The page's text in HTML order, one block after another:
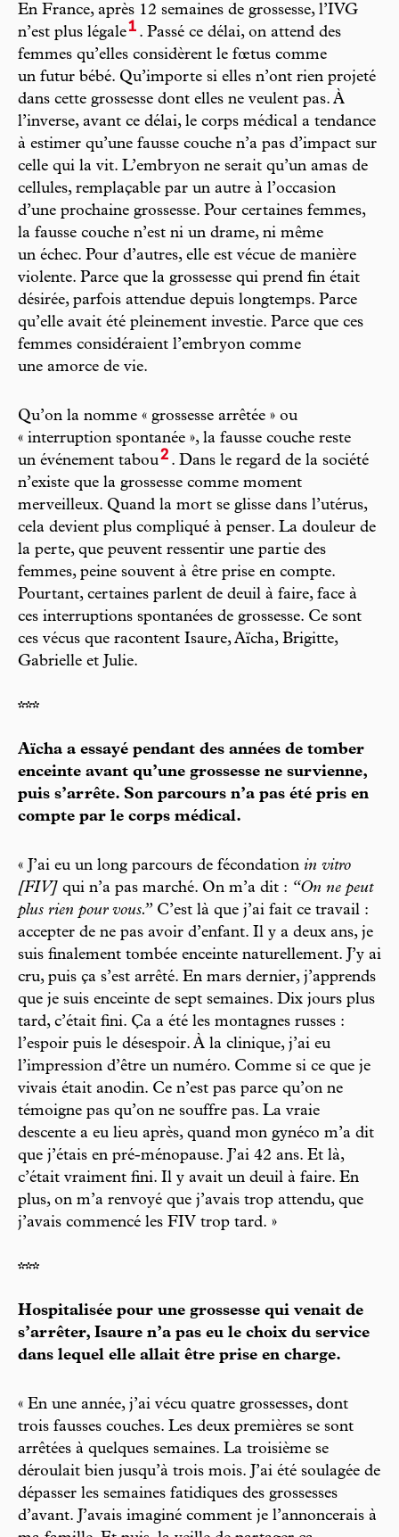
En France, après 12 semaines de grossesse, l’IVG
n’est plus légale1 . Passé ce délai, on attend des
femmes qu’elles considèrent le fœtus comme
un futur bébé. Qu’importe si elles n’ont rien projeté
dans cette grossesse dont elles ne veulent pas. À
l’inverse, avant ce délai, le corps médical a tendance
à estimer qu’une fausse couche n’a pas d’impact sur
celle qui la vit. L’embryon ne serait qu’un amas de
cellules, remplaçable par un autre à l’occasion
d’une prochaine grossesse. Pour certaines femmes,
la fausse couche n’est ni un drame, ni même
un échec. Pour d’autres, elle est vécue de manière
violente. Parce que la grossesse qui prend fin était
désirée, parfois attendue depuis longtemps. Parce
qu’elle avait été pleinement investie. Parce que ces
femmes considéraient l’embryon comme
une amorce de vie.
Qu’on la nomme « grossesse arrêtée » ou
« interruption spontanée », la fausse couche reste
un événement tabou2 . Dans le regard de la société
n’existe que la grossesse comme moment
merveilleux. Quand la mort se glisse dans l’utérus,
cela devient plus compliqué à penser. La douleur de
la perte, que peuvent ressentir une partie des
femmes, peine souvent à être prise en compte.
Pourtant, certaines parlent de deuil à faire, face à
ces interruptions spontanées de grossesse. Ce sont
ces vécus que racontent Isaure, Aïcha, Brigitte,
Gabrielle et Julie.
***
Aïcha a essayé pendant des années de tomber
enceinte avant qu’une grossesse ne survienne,
puis s’arrête. Son parcours n’a pas été pris en
compte par le corps médical.
« J’ai eu un long parcours de fécondation in vitro
[FIV] qui n’a pas marché. On m’a dit : “On ne peut
plus rien pour vous.” C’est là que j’ai fait ce travail :
accepter de ne pas avoir d’enfant. Il y a deux ans, je
suis finalement tombée enceinte naturellement. J’y ai
cru, puis ça s’est arrêté. En mars dernier, j’apprends
que je suis enceinte de sept semaines. Dix jours plus
tard, c’était fini. Ça a été les montagnes russes :
l’espoir puis le désespoir. À la clinique, j’ai eu
l’impression d’être un numéro. Comme si ce que je
vivais était anodin. Ce n’est pas parce qu’on ne
témoigne pas qu’on ne souffre pas. La vraie
descente a eu lieu après, quand mon gynéco m’a dit
que j’étais en pré-ménopause. J’ai 42 ans. Et là,
c’était vraiment fini. Il y avait un deuil à faire. En
plus, on m’a renvoyé que j’avais trop attendu, que
j’avais commencé les FIV trop tard. »
***
Hospitalisée pour une grossesse qui venait de
s’arrêter, Isaure n’a pas eu le choix du service
dans lequel elle allait être prise en charge.
« En une année, j’ai vécu quatre grossesses, dont
trois fausses couches. Les deux premières se sont
arrêtées à quelques semaines. La troisième se
déroulait bien jusqu’à trois mois. J’ai été soulagée de
dépasser les semaines fatidiques des grossesses
d’avant. J’avais imaginé comment je l’annoncerais à